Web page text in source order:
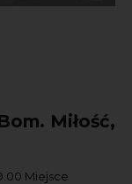
Miłość,
Miejsce